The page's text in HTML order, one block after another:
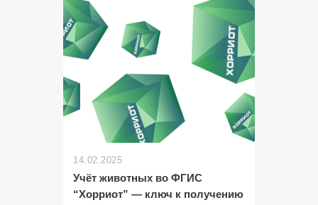
14.02.2025
Учёт животных во ФГИС
“Хорриот” — ключ к получению